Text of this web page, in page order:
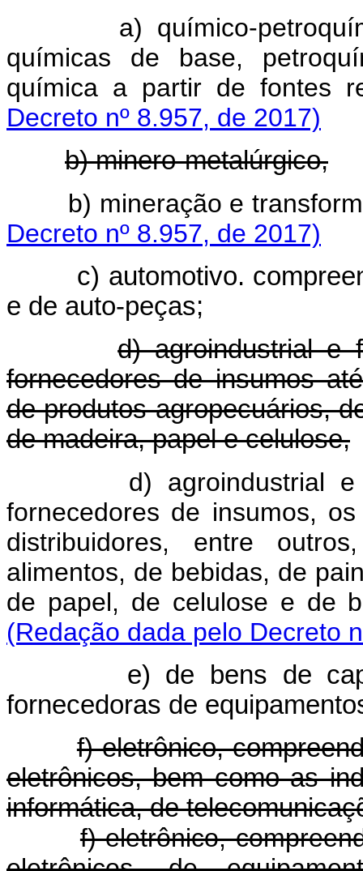
a) químico-
químicas de base,
química a partir de
Decreto nº 8.957, de 2017)
b) minero-metalúrgico,
b) mineração e
Decreto nº 8.957, de 2017)
c) automotivo.
e de auto-peças;
d) agroindustrial e
fornecedores de insumos
de produtos agropecuários,
de madeira, papel e celulose,
d) agroindustrial
fornecedores de insumos,
distribuidores, entre
alimentos, de bebidas, de
de papel, de celulose e de
(Redação dada pelo Decreto
e) de bens de
fornecedoras de
f) eletrônico,
eletrônicos, bem como as
informática, de
f) eletrônico,